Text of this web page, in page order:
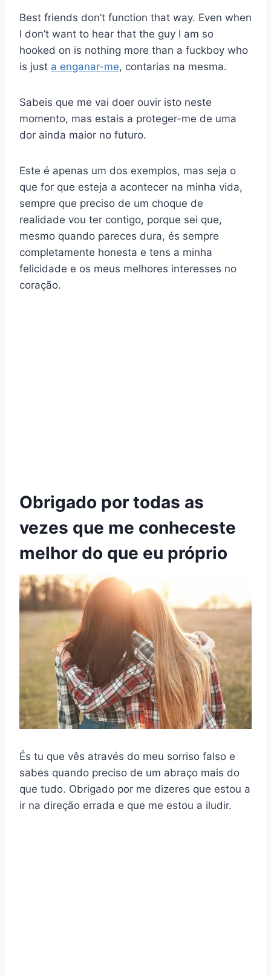
Best friends don’t function that way. Even when
I don’t want to hear that the guy I am so
hooked on is nothing more than a fuckboy who
is just a enganar-me, contarias na mesma.
Sabeis que me vai doer ouvir isto neste
momento, mas estais a proteger-me de uma
dor ainda maior no futuro.
Este é apenas um dos exemplos, mas seja o
que for que esteja a acontecer na minha vida,
sempre que preciso de um choque de
realidade vou ter contigo, porque sei que,
mesmo quando pareces dura, és sempre
completamente honesta e tens a minha
felicidade e os meus melhores interesses no
coração.
Obrigado por todas as
vezes que me conheceste
melhor do que eu próprio
És tu que vês através do meu sorriso falso e
sabes quando preciso de um abraço mais do
que tudo. Obrigado por me dizeres que estou a
ir na direção errada e que me estou a iludir.